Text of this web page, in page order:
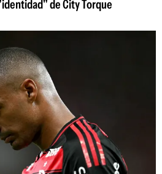
de City Torque